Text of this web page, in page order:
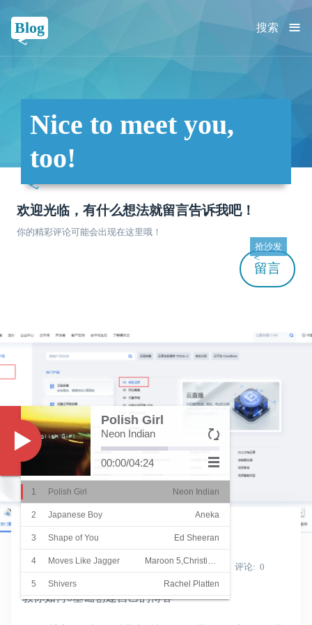
Blog ≡
搜索
Nice to meet you,
too!
欢迎光临，有什么想法就留言告诉我吧！
你的精彩评论可能会出现在这里哦！
留言
抢沙发
教程
0基础创建自己的博客
Shine_Light 发表于 2022-02-02 浏览 6241 评论 0
教你如何0基础创建自己的博客
Music
Polish Girl
Neon Indian
00:00/04:24
1 Polish Girl Neon Indian
2 Japanese Boy Aneka
3 Shape of You Ed Sheeran
4 Moves Like Jagger
5 Shivers Rachel Platten